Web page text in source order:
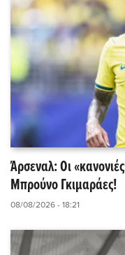
Άρσεναλ: Οι
Μπρούνο Γκιμαράες!
08/08/2026 - 18:21